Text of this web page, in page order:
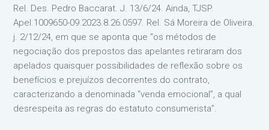
Rel. Des. Pedro Baccarat. J. 13/6/24. Ainda, TJSP.
Apel.1009650-09.2023.8.26.0597. Rel. Sá Moreira de Oliveira.
j. 2/12/24, em que se aponta que “os métodos de
negociação dos prepostos das apelantes retiraram dos
apelados quaisquer possibilidades de reflexão sobre os
benefícios e prejuízos decorrentes do contrato,
caracterizando a denominada “venda emocional”, a qual
desrespeita as regras do estatuto consumerista”.